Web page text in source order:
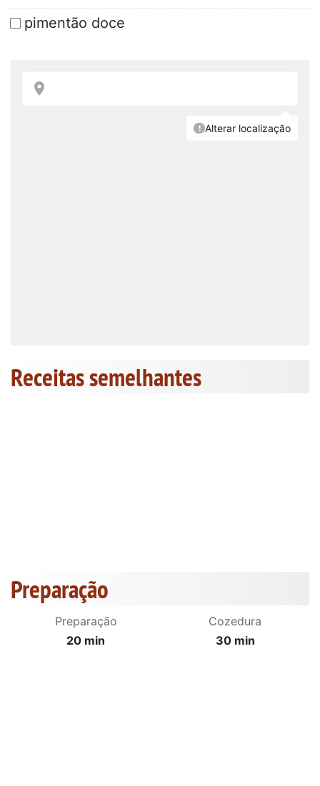
pimentão doce
Receitas semelhantes
Preparação
Preparação
20 min
Cozedura
30 min